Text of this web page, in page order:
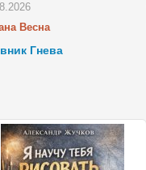
Весна
Гнева